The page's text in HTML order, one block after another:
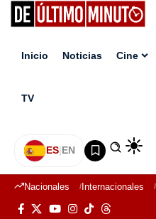
Inicio Noticias Cine
TV
ES|EN
Nacionales Internacionales